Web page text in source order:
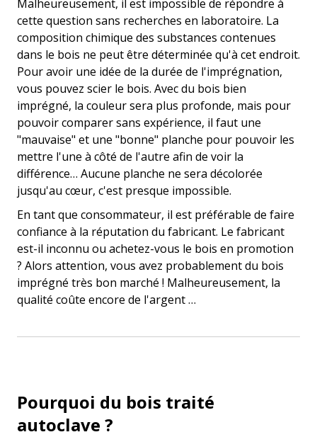
Malheureusement, il est impossible de répondre à
cette question sans recherches en laboratoire. La
composition chimique des substances contenues
dans le bois ne peut être déterminée qu'à cet endroit.
Pour avoir une idée de la durée de l'imprégnation,
vous pouvez scier le bois. Avec du bois bien
imprégné, la couleur sera plus profonde, mais pour
pouvoir comparer sans expérience, il faut une
"mauvaise" et une "bonne" planche pour pouvoir les
mettre l'une à côté de l'autre afin de voir la
différence… Aucune planche ne sera décolorée
jusqu'au cœur, c'est presque impossible.
En tant que consommateur, il est préférable de faire
confiance à la réputation du fabricant. Le fabricant
est-il inconnu ou achetez-vous le bois en promotion
? Alors attention, vous avez probablement du bois
imprégné très bon marché ! Malheureusement, la
qualité coûte encore de l'argent …
Pourquoi du bois traité
autoclave ?